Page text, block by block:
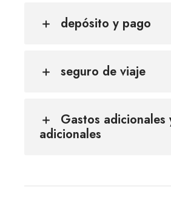
depósito y pago
seguro de viaje
Gastos adicionales
adicionales